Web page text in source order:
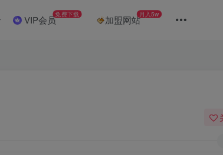
VIP会员免费下载 加盟网站月入5w